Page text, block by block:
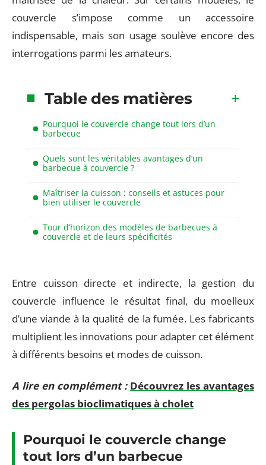
couvercle s’impose comme un accessoire
indispensable, mais son usage soulève encore des
interrogations parmi les amateurs.
Table des matières
Pourquoi le couvercle change tout lors d’un
barbecue
Quels sont les véritables avantages d’un
barbecue à couvercle ?
Maîtriser la cuisson : conseils et astuces pour
bien utiliser le couvercle
Tour d’horizon des modèles de barbecues à
couvercle et de leurs spécificités
Entre cuisson directe et indirecte, la gestion du
couvercle influence le résultat final, du moelleux
d’une viande à la qualité de la fumée. Les fabricants
multiplient les innovations pour adapter cet élément
à différents besoins et modes de cuisson.
A lire en complément : Découvrez les avantages
des pergolas bioclimatiques à cholet
Pourquoi le couvercle change
tout lors d’un barbecue